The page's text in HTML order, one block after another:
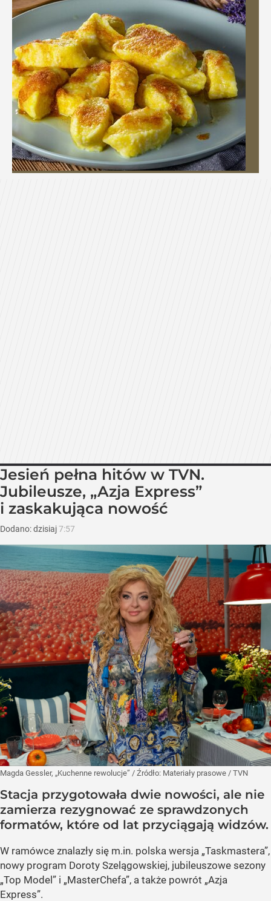
Jesień pełna hitów w TVN.
Jubileusze, „Azja Express”
i zaskakująca nowość
Dodano:dzisiaj7:57
Magda Gessler, „Kuchenne rewolucje” / Źródło: Materiały prasowe / TVN
Stacja przygotowała dwie nowości, ale nie
zamierza rezygnować ze sprawdzonych
formatów, które od lat przyciągają widzów.
W ramówce znalazły się m.in. polska wersja „Taskmastera”,
nowy program Doroty Szelągowskiej, jubileuszowe sezony
„Top Model” i „MasterChefa”, a także powrót „Azja
Express”.